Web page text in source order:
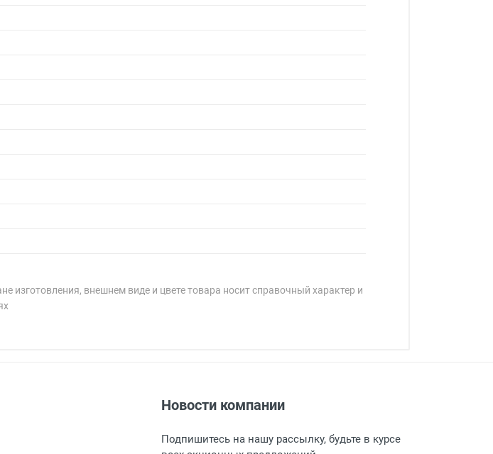
изготовления, внешнем виде и цвете товара носит справочный характер и
с 11:00 до 15:00, в офисе по адресу: г. Москва, Переведеновский
связывается с клиентом и оповещает о поступлении товара.
Новости компании
Подпишитесь на нашу рассылку, будьте в курсе